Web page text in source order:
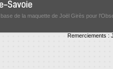
de la maquette de Joël Girès pour
Remerciements :